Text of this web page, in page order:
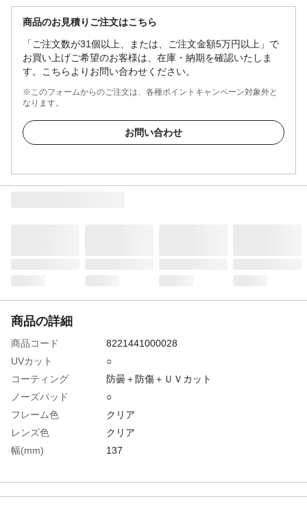
商品のお見積りご注文はこちら
「ご注文数が31個以上、または、ご注文金額5万円以上」で
お買い上げご希望のお客様は、在庫・納期を確認いたしま
す。こちらよりお問い合わせください。
※このフォームからのご注文は、各種ポイントキャンペーン対象外と
なります。
お問い合わせ
商品の詳細
商品コード
8221441000028
UVカット
○
コーティング
防曇＋防傷＋ＵＶカット
ノーズパッド
○
フレーム色
クリア
レンズ色
クリア
幅(mm)
137
防曇加工
○